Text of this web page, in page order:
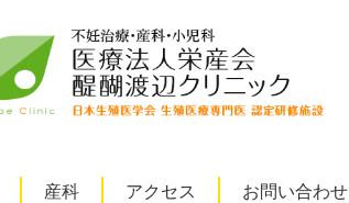
産科 アクセス お問い合わせ